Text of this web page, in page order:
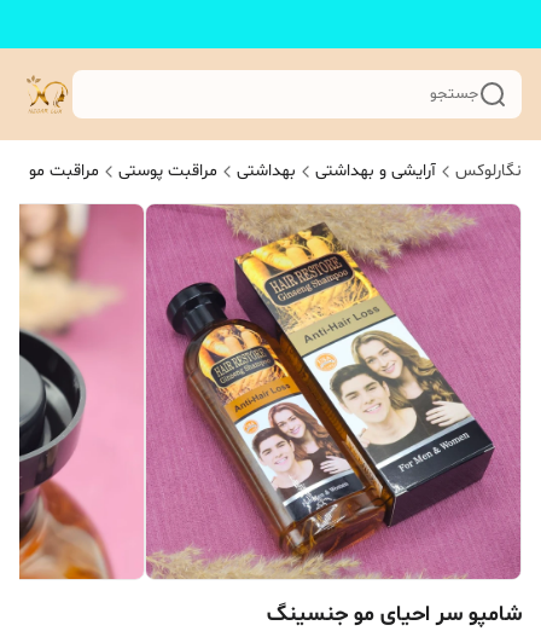
جستجو
نگارلوکس آرایشی و بهداشتی بهداشتی مراقبت پوستی مراقبت مو
شامپو سر احیای مو جنسینگ